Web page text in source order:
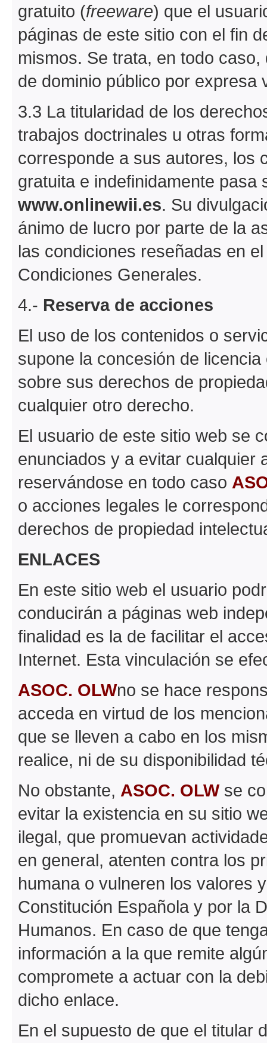
gratuito (freeware) que el
páginas de este sitio con el fin
mismos. Se trata, en todo
de dominio público por expresa
3.3 La titularidad de los
trabajos doctrinales u otras
corresponde a sus autores, los
gratuita e indefinidamente pasa
www.onlinewii.es. Su
ánimo de lucro por parte de la
las condiciones reseñadas en
Condiciones Generales.
4.- Reserva de acciones
El uso de los contenidos o
supone la concesión de
sobre sus derechos de
cualquier otro derecho.
El usuario de este sitio web se
enunciados y a evitar cualquier
reservándose en todo caso
o acciones legales le
derechos de propiedad
ENLACES
En este sitio web el usuario
conducirán a páginas web
finalidad es la de facilitar el
Internet. Esta vinculación se
ASOC. OLWno se hace
acceda en virtud de los
que se lleven a cabo en los
realice, ni de su disponibilidad
No obstante, ASOC. OLWse
evitar la existencia en su sitio
ilegal, que promuevan
en general, atenten contra los
humana o vulneren los valores
Constitución Española y por la
Humanos. En caso de que
información a la que remite
compromete a actuar con la
dicho enlace.
En el supuesto de que el titular